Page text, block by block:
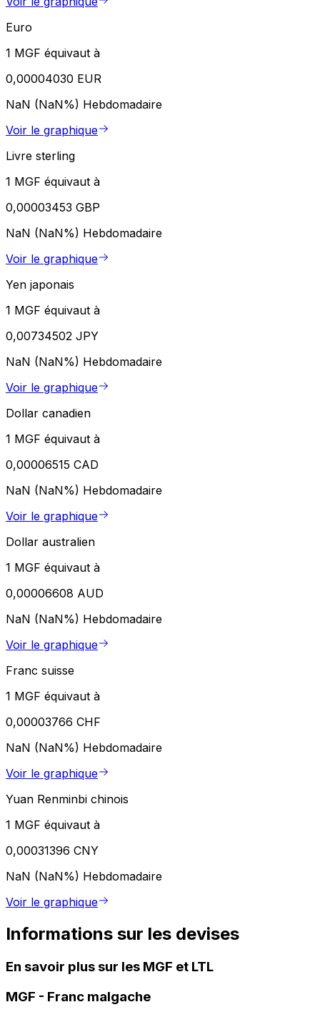
Euro
1 MGF équivaut à
0,00004030 EUR
NaN (NaN%) Hebdomadaire
Voir le graphique
Livre sterling
1 MGF équivaut à
0,00003453 GBP
NaN (NaN%) Hebdomadaire
Voir le graphique
Yen japonais
1 MGF équivaut à
0,00734502 JPY
NaN (NaN%) Hebdomadaire
Voir le graphique
Dollar canadien
1 MGF équivaut à
0,00006515 CAD
NaN (NaN%) Hebdomadaire
Voir le graphique
Dollar australien
1 MGF équivaut à
0,00006608 AUD
NaN (NaN%) Hebdomadaire
Voir le graphique
Franc suisse
1 MGF équivaut à
0,00003766 CHF
NaN (NaN%) Hebdomadaire
Voir le graphique
Yuan Renminbi chinois
1 MGF équivaut à
0,00031396 CNY
NaN (NaN%) Hebdomadaire
Voir le graphique
Informations sur les devises
En savoir plus sur les MGF et LTL
MGF - Franc malgache